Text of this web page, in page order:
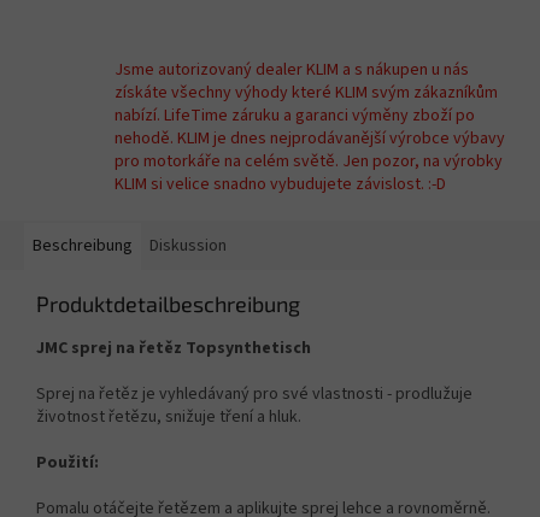
Jsme autorizovaný dealer KLIM a s nákupen u nás
získáte všechny výhody které KLIM svým zákazníkům
nabízí. LifeTime záruku a garanci výměny zboží po
nehodě. KLIM je dnes nejprodávanější výrobce výbavy
pro motorkáře na celém světě. Jen pozor, na výrobky
KLIM si velice snadno vybudujete závislost. :-D
Beschreibung Diskussion
Produktdetailbeschreibung
JMC sprej na řetěz Topsynthetisch
Sprej na řetěz je vyhledávaný pro své vlastnosti - prodlužuje
životnost řetězu, snižuje tření a hluk.
Použití:
Pomalu otáčejte řetězem a aplikujte sprej lehce a rovnoměrně.